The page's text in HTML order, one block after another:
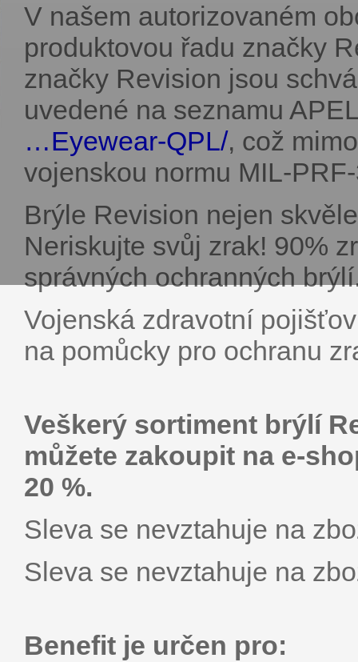
V našem autorizovaném
produktovou řadu značky
značky Revision jsou
uvedené na seznamu
…Eyewear-QPL/, což
vojenskou normu MIL-
Brýle Revision nejen
Neriskujte svůj zrak! 90%
správných ochranných
Vojenská zdravotní
na pomůcky pro ochranu
Veškerý sortiment brýlí
můžete zakoupit na e-
20 %.
Sleva se nevztahuje na
Sleva se nevztahuje na
Benefit je určen pro: